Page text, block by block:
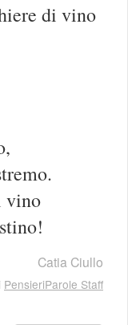
di vino
vino
Catia Ciullo
PensieriParole Staff